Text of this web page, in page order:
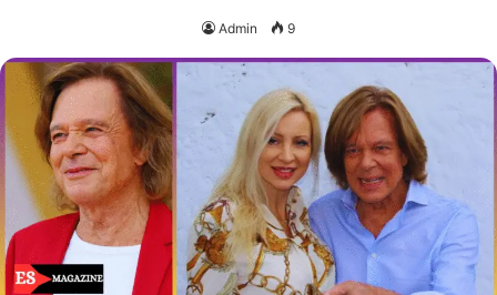
Admin 9